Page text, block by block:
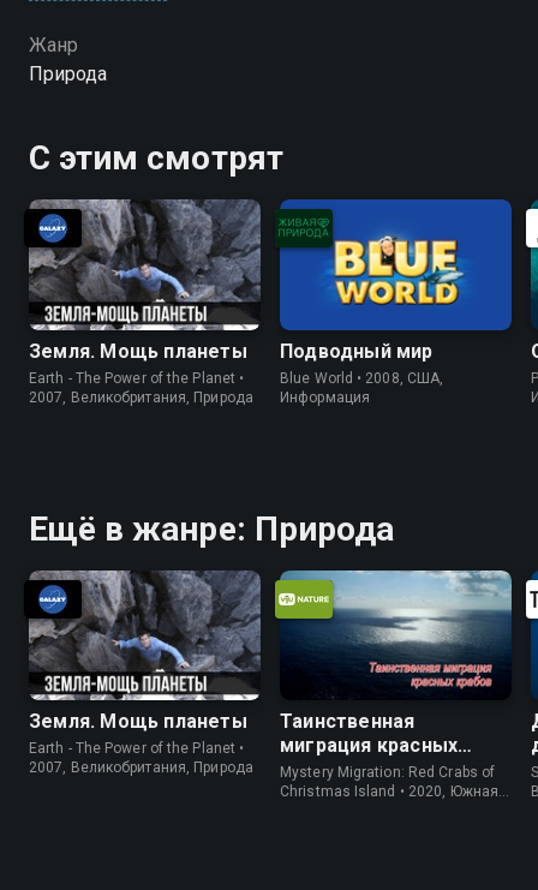
Жанр
Природа
С этим смотрят
Земля. Мощь планеты
Earth - The Power of the Planet •
2007, Великобритания, Природа
Подводный мир
Blue World • 2008, США,
Информация
Ещё в жанре: Природа
Земля. Мощь планеты
Earth - The Power of the Planet •
2007, Великобритания, Природа
Таинственная
миграция красных
крабов
Mystery Migration: Red Crabs of
Christmas Island • 2020, Южная